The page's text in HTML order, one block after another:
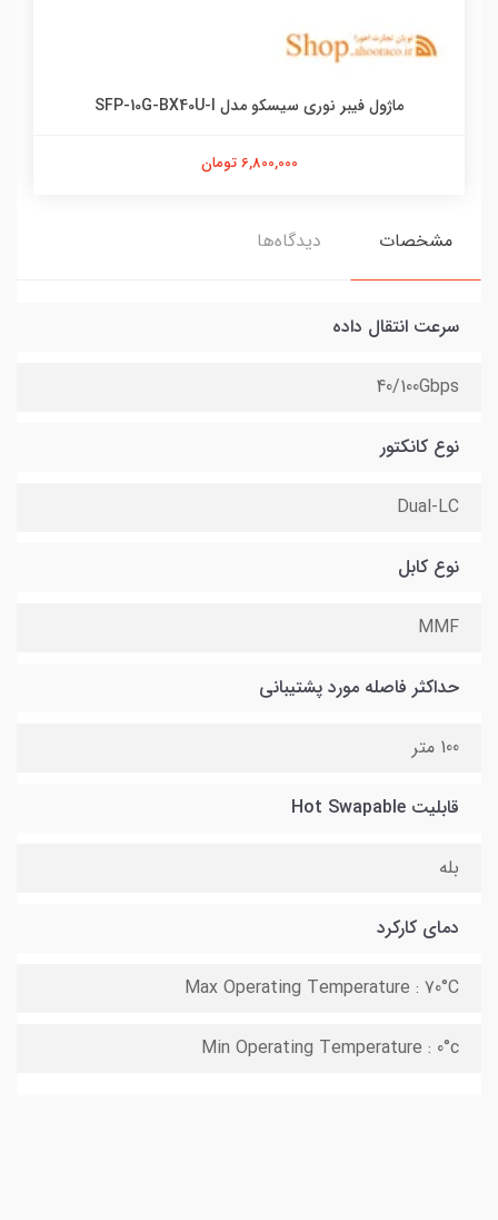
ماژول فیبر نوری سیسکو مدل SFP-10G-BX40U-I
6,800,000 تومان
مشخصات دیدگاه‌ها
سرعت انتقال داده
40/100Gbps
نوع کانکتور
Dual-LC
نوع کابل
MMF
حداکثر فاصله مورد پشتیبانی
100 متر
قابلیت Hot Swapable
بله
دمای کارکرد
Max Operating Temperature : 70°C
Min Operating Temperature : 0°c